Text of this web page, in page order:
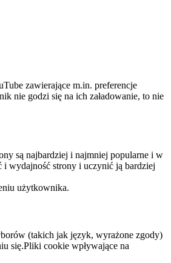
zawierające m.in. preferencje
nie godzi się na ich załadowanie, to nie
są najbardziej i najmniej popularne i w
wydajność strony i uczynić ją bardziej
użytkownika.
(takich jak język, wyrażone zgody)
się.Pliki cookie wpływające na